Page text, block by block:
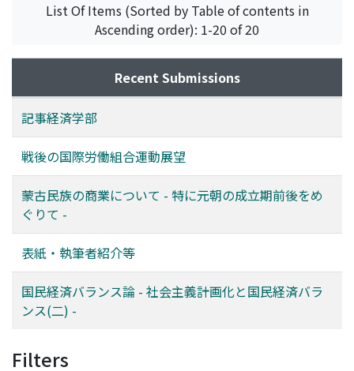
List Of Items (Sorted by Table of contents in
Ascending order): 1-20 of 20
Recent Submissions
記事経済学部
戦後の国際労働組合運動展望
蒙古民族の商業について - 特に元朝の成立期前後をめ
ぐりて -
表紙・執筆者紹介等
国民経済バランス論 - 社会主義計画化と国民経済バラ
ンス(二) -
Filters